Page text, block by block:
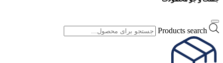
Products search